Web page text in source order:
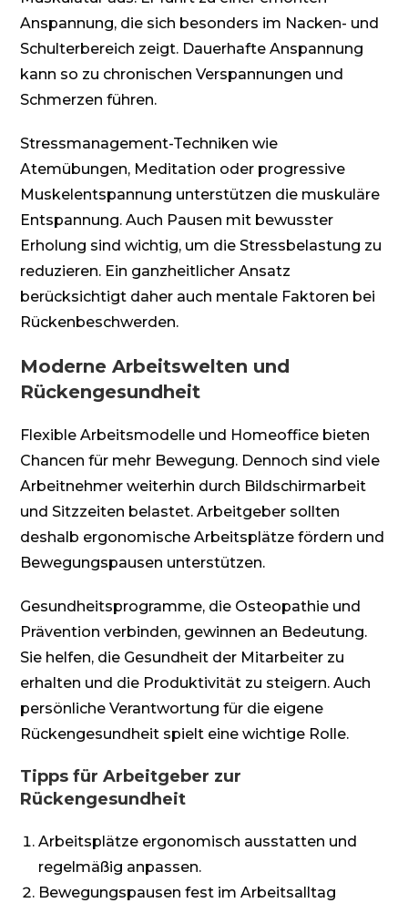
Anspannung, die sich besonders im Nacken- und
Schulterbereich zeigt. Dauerhafte Anspannung
kann so zu chronischen Verspannungen und
Schmerzen führen.
Stressmanagement-Techniken wie
Atemübungen, Meditation oder progressive
Muskelentspannung unterstützen die muskuläre
Entspannung. Auch Pausen mit bewusster
Erholung sind wichtig, um die Stressbelastung zu
reduzieren. Ein ganzheitlicher Ansatz
berücksichtigt daher auch mentale Faktoren bei
Rückenbeschwerden.
Moderne Arbeitswelten und
Rückengesundheit
Flexible Arbeitsmodelle und Homeoffice bieten
Chancen für mehr Bewegung. Dennoch sind viele
Arbeitnehmer weiterhin durch Bildschirmarbeit
und Sitzzeiten belastet. Arbeitgeber sollten
deshalb ergonomische Arbeitsplätze fördern und
Bewegungspausen unterstützen.
Gesundheitsprogramme, die Osteopathie und
Prävention verbinden, gewinnen an Bedeutung.
Sie helfen, die Gesundheit der Mitarbeiter zu
erhalten und die Produktivität zu steigern. Auch
persönliche Verantwortung für die eigene
Rückengesundheit spielt eine wichtige Rolle.
Tipps für Arbeitgeber zur
Rückengesundheit
Arbeitsplätze ergonomisch ausstatten und
regelmäßig anpassen.
Bewegungspausen fest im Arbeitsalltag